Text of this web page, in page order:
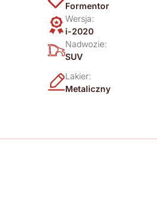
Formentor
Wersja:
i-2020
Nadwozie:
SUV
Lakier:
Metaliczny